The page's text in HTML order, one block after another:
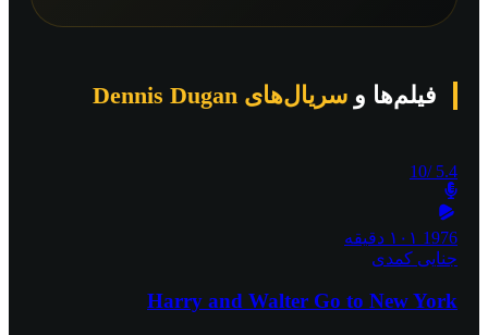
فیلم‌ها و سریال‌های Dennis Dugan
5.4
/10
1976 ۱۰۱ دقیقه
جنایی کمدی
Harry and Walter Go to New York